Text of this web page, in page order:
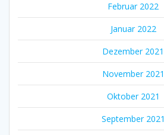
Februar 2022
Januar 2022
Dezember 2021
November 2021
Oktober 2021
September 2021